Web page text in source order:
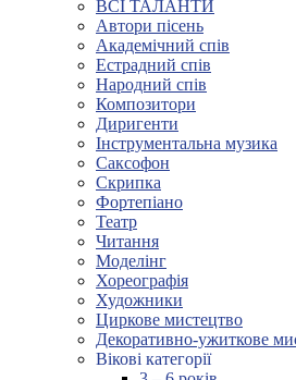
ВСІ ТАЛАНТИ
Автори пісень
Академічний спів
Естрадний спів
Народний спів
Композитори
Диригенти
Інструментальна музика
Саксофон
Скрипка
Фортепіано
Театр
Читання
Моделінг
Хореографія
Художники
Циркове мистецтво
Декоративно-ужиткове
Вікові категорії